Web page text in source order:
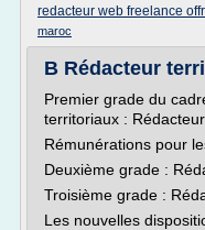
redacteur web freelance
maroc
B Rédacteur
Premier grade du
territoriaux :
Rémunérations pour
Deuxième grade :
Troisième grade :
Les nouvelles